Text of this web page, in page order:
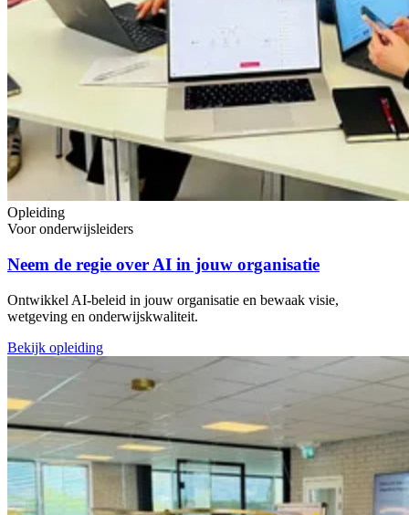
Opleiding
Voor onderwijsleiders
Neem de regie over AI in jouw organisatie
Ontwikkel AI-beleid in jouw organisatie en bewaak visie,
wetgeving en onderwijskwaliteit.
Bekijk opleiding